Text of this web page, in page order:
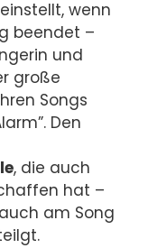
wenn
beendet –
und
große
Songs
Den
, die auch
hat –
am Song